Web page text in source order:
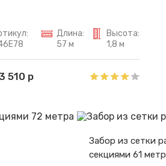
Длина:
57 м
Высота:
1,8 м
510 р
Забор из сетки
секциями 61 метр